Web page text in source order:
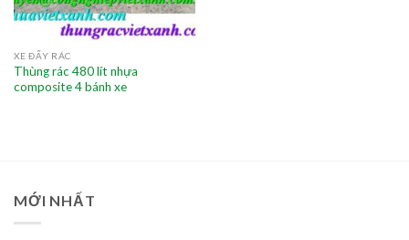
XE ĐẨY RÁC
Thùng rác 480 lít nhựa
composite 4 bánh xe
MỚI NHẤT